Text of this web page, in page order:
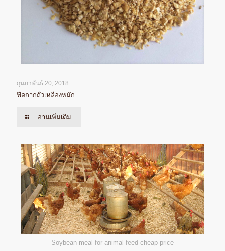
กุมภาพันธ์ 20, 2018
ฟีดกากถั่วเหลืองหมัก
อ่านเพิ่มเติม
Soybean-meal-for-animal-feed-cheap-price